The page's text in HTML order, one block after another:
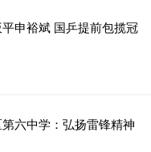
申裕斌 国乒提前包揽冠
六中学：弘扬雷锋精神